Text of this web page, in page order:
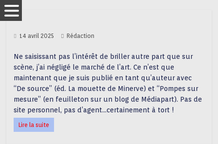
14 avril 2025 Rédaction
Ne saisissant pas l’intérêt de briller autre part que sur
scène, j’ai négligé le marché de l’art. Ce n’est que
maintenant que je suis publié en tant qu’auteur avec
“De source” (éd. La mouette de Minerve) et “Pompes sur
mesure” (en feuilleton sur un blog de Médiapart). Pas de
site personnel, pas d’agent…certainement à tort !
Lire la suite